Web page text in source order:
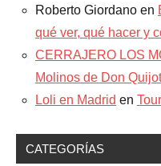
Roberto Giordano en
qué ver, qué hacer y
CERRAJERO LOS
Molinos de Don
Loli en Madrid en
CATEGORÍAS